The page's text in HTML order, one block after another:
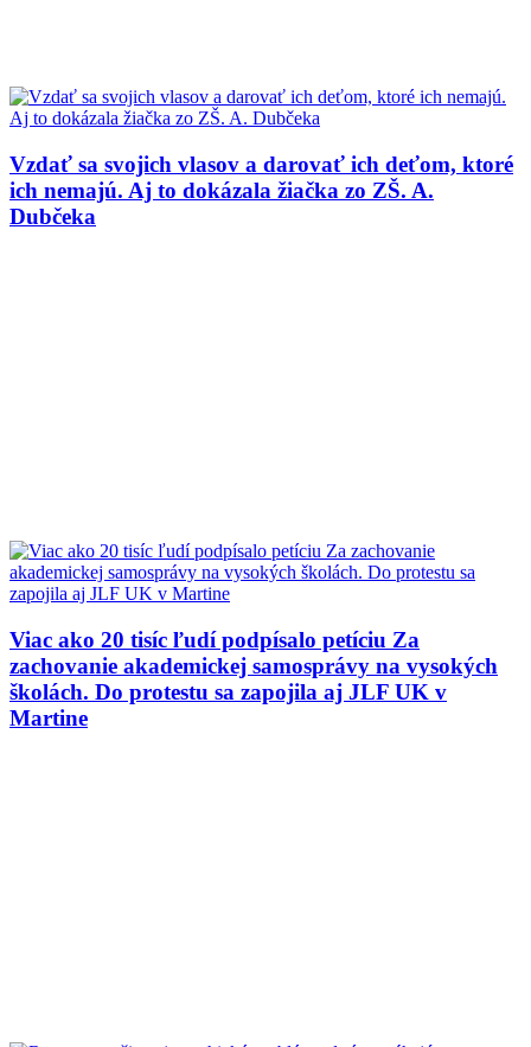
Vzdať sa svojich vlasov a darovať ich deťom, ktoré
ich nemajú. Aj to dokázala žiačka zo ZŠ. A.
Dubčeka
Viac ako 20 tisíc ľudí podpísalo petíciu Za
zachovanie akademickej samosprávy na vysokých
školách. Do protestu sa zapojila aj JLF UK v
Martine